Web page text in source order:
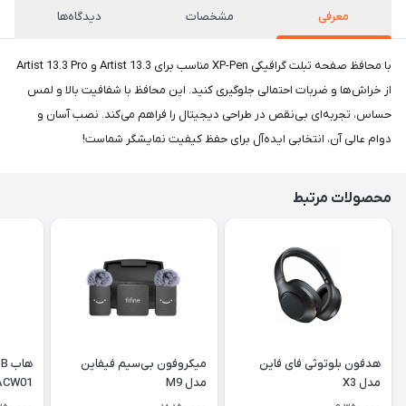
معرفی مشخصات دیدگاه‌ها
با محافظ صفحه تبلت گرافیکی XP-Pen مناسب برای Artist 13.3 و Artist 13.3 Pro
از خراش‌ها و ضربات احتمالی جلوگیری کنید. این محافظ با شفافیت بالا و لمس
حساس، تجربه‌ای بی‌نقص در طراحی دیجیتال را فراهم می‌کند. نصب آسان و
دوام عالی آن، انتخابی ایده‌آل برای حفظ کیفیت نمایشگر شماست!
محصولات مرتبط
هدفون بلوتوثی فای فاین
مدل X3
میکروفون بی‌سیم فیفاین
مدل M9